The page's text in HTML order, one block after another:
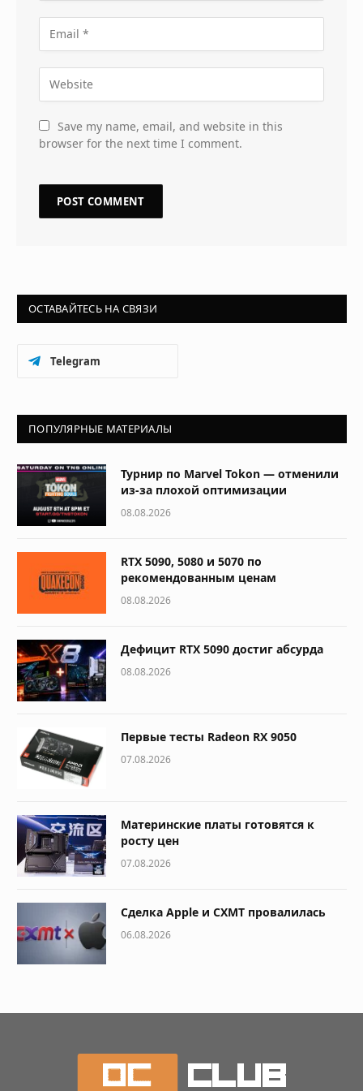
Save my name, email, and website in this
browser for the next time I comment.
ОСТАВАЙТЕСЬ НА СВЯЗИ
Telegram
ПОПУЛЯРНЫЕ МАТЕРИАЛЫ
Турнир по Marvel Tokon — отменили
из-за плохой оптимизации
08.08.2026
RTX 5090, 5080 и 5070 по
рекомендованным ценам
08.08.2026
Дефицит RTX 5090 достиг абсурда
08.08.2026
Первые тесты Radeon RX 9050
07.08.2026
Материнские платы готовятся к
росту цен
07.08.2026
Сделка Apple и CXMT провалилась
06.08.2026